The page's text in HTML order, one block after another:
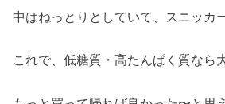
中はねっとりとしていて、スニッカ
これで、低糖質・高たんぱく質なら